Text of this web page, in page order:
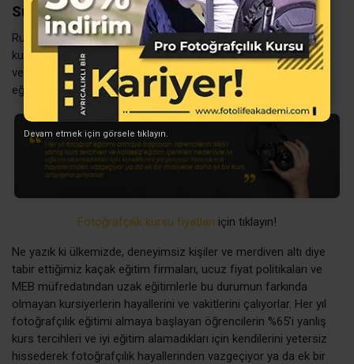
Suça Ortak Olmayın!
Ruhsatsız, özel ders ve danışmanlık adı altında eğitim veren
kurumlara dikkat edin! MEB ruhsatı olmayan kurumların eğitim
vermelerinin yasal olmadığını unutmayın, ruhsatsız yerlerden
eğitim alarak suça ortak olmayın!
Fotoğrafçılık kursu fiyatları için tıklayın!
Ne yazık ki ülkemizde, deneyimsiz kişiler ve merdiven altı diye
tabir ettiğimiz kaçak eğitim firmaları, ucuz fiyat politikaları ve
MEB müfredatından uzak eğitimlerle bu durumun farkında
olmayan kursiyerlerin hayallerini ve vakitlerini çalıyorlar. Her yıl
fotoğrafçılık eğitimi almaya başlayan öğrencilerin %65’i yanlış
kurs tercihleri ve iyi eğitim alamadıkları için kendilerini yetersiz
hissederek fotoğrafçılık hayallerinden vazgeçiyor ya da ek bir
Devam etmek için görsele tıklayın.